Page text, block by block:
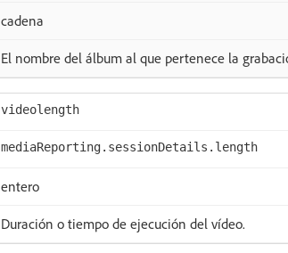
cadena
El nombre del álbum al que pertenece la
videolength
mediaReporting.sessionDetails.length
entero
Duración o tiempo de ejecución del vídeo.